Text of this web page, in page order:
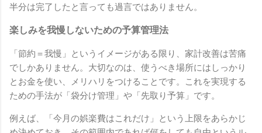
半分は完了したと言っても過言ではありません。
楽しみを我慢しないための予算管理法
「節約＝我慢」というイメージがある限り、家計改善は苦痛
でしかありません。大切なのは、使うべき場所にはしっかり
とお金を使い、メリハリをつけることです。これを実現する
ための手法が「袋分け管理」や「先取り予算」です。
例えば、「今月の娯楽費はこれだけ」という上限をあらかじ